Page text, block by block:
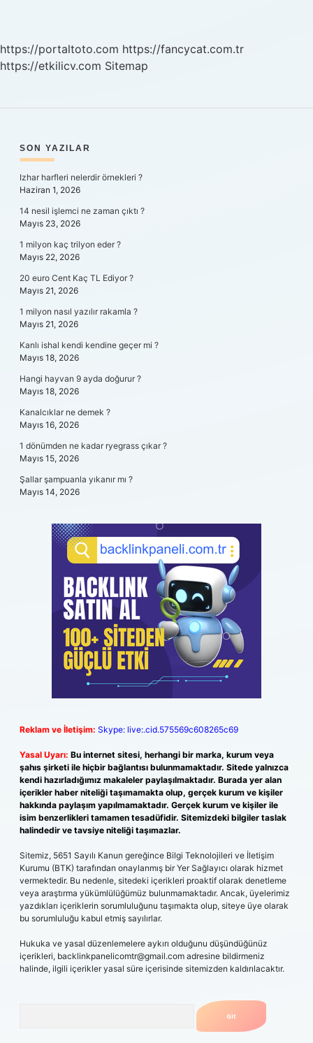
https://portaltoto.com https://fancycat.com.tr
https://etkilicv.com Sitemap
SIDEBAR
SON YAZILAR
Izhar harfleri nelerdir örnekleri ?
Haziran 1, 2026
14 nesil işlemci ne zaman çıktı ?
Mayıs 23, 2026
1 milyon kaç trilyon eder ?
Mayıs 22, 2026
20 euro Cent Kaç TL Ediyor ?
Mayıs 21, 2026
1 milyon nasıl yazılır rakamla ?
Mayıs 21, 2026
Kanlı ishal kendi kendine geçer mi ?
Mayıs 18, 2026
Hangi hayvan 9 ayda doğurur ?
Mayıs 18, 2026
Kanalcıklar ne demek ?
Mayıs 16, 2026
1 dönümden ne kadar ryegrass çıkar ?
Mayıs 15, 2026
Şallar şampuanla yıkanır mı ?
Mayıs 14, 2026
Reklam ve İletişim: Skype: live:.cid.575569c608265c69
Yasal Uyarı: Bu internet sitesi, herhangi bir marka, kurum veya
şahıs şirketi ile hiçbir bağlantısı bulunmamaktadır. Sitede yalnızca
kendi hazırladığımız makaleler paylaşılmaktadır. Burada yer alan
içerikler haber niteliği taşımamakta olup, gerçek kurum ve kişiler
hakkında paylaşım yapılmamaktadır. Gerçek kurum ve kişiler ile
isim benzerlikleri tamamen tesadüfidir. Sitemizdeki bilgiler taslak
halindedir ve tavsiye niteliği taşımazlar.
Sitemiz, 5651 Sayılı Kanun gereğince Bilgi Teknolojileri ve İletişim
Kurumu (BTK) tarafından onaylanmış bir Yer Sağlayıcı olarak hizmet
vermektedir. Bu nedenle, sitedeki içerikleri proaktif olarak denetleme
veya araştırma yükümlülüğümüz bulunmamaktadır. Ancak, üyelerimiz
yazdıkları içeriklerin sorumluluğunu taşımakta olup, siteye üye olarak
bu sorumluluğu kabul etmiş sayılırlar.
Hukuka ve yasal düzenlemelere aykırı olduğunu düşündüğünüz
içerikleri, backlinkpanelicomtr@gmail.com adresine bildirmeniz
halinde, ilgili içerikler yasal süre içerisinde sitemizden kaldırılacaktır.